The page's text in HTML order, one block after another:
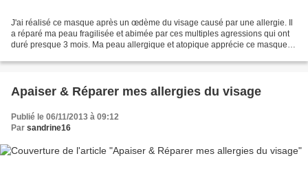
J'ai réalisé ce masque après un œdème du visage causé par une allergie. Il
a réparé ma peau fragilisée et abimée par ces multiples agressions qui ont
duré presque 3 mois. Ma peau allergique et atopique apprécie ce masque. Il
Apaiser & Réparer mes allergies du visage
Publié le 06/11/2013 à 09:12
Par sandrine16